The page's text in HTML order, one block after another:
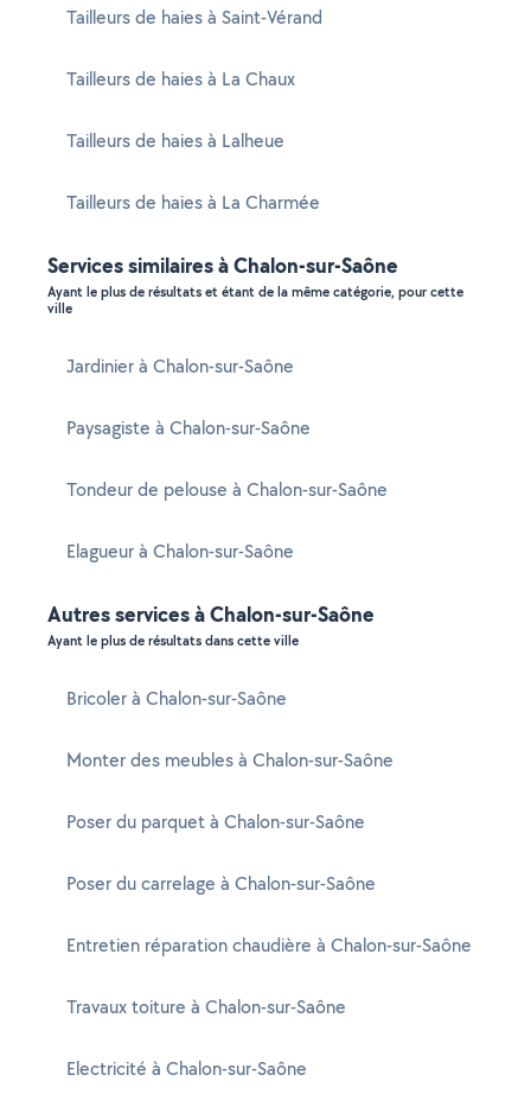
Tailleurs de haies à Saint-Vérand
Tailleurs de haies à La Chaux
Tailleurs de haies à Lalheue
Tailleurs de haies à La Charmée
Services similaires à Chalon-sur-Saône
Ayant le plus de résultats et étant de la même catégorie, pour cette
ville
Jardinier à Chalon-sur-Saône
Paysagiste à Chalon-sur-Saône
Tondeur de pelouse à Chalon-sur-Saône
Elagueur à Chalon-sur-Saône
Autres services à Chalon-sur-Saône
Ayant le plus de résultats dans cette ville
Bricoler à Chalon-sur-Saône
Monter des meubles à Chalon-sur-Saône
Poser du parquet à Chalon-sur-Saône
Poser du carrelage à Chalon-sur-Saône
Entretien réparation chaudière à Chalon-sur-Saône
Travaux toiture à Chalon-sur-Saône
Electricité à Chalon-sur-Saône